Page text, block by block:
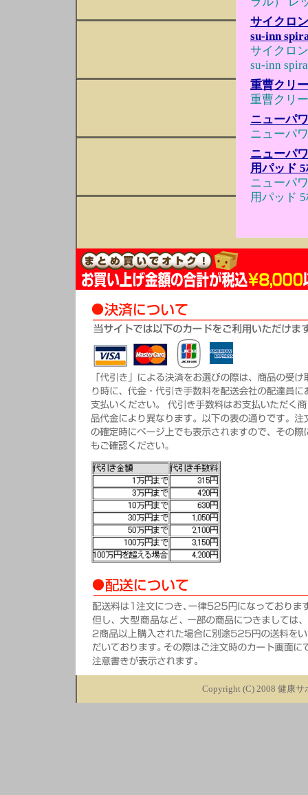
サイクロ
su-inn
サイクロ
su-inn
重曹クリ
重曹クリ
ニューパ
ニューパ
ニューパ
用パッド
ニューパ
用パッド
Copyright (C) 2008 健康サ